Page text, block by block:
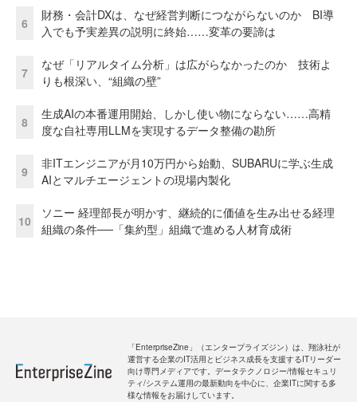
6
財務・会計DXは、なぜ経営判断につながらないのか BI導
入でも予実差異の説明に終始……変革の要諦は
7
なぜ「リアルタイム分析」は広がらなかったのか 技術よ
りも根深い、“組織の壁”
8
生成AIの本番運用開始、しかし使い物にならない……高精
度な自社専用LLMを実現するデータ整備の勘所
9
非ITエンジニアが月10万円から始動、SUBARUに学ぶ生成
AIとマルチエージェントの現場内製化
10
ソニー 経理部長が明かす、継続的に価値を生み出せる経理
組織の条件──「集約型」組織で進める人材育成術
「EnterpriseZine」（エンタープライズジン）は、翔泳社が
運営する企業のIT活用とビジネス成長を支援するITリーダー
向け専門メディアです。データテクノロジー/情報セキュリ
ティ/システム運用の最新動向を中心に、企業ITに関する多
様な情報をお届けしています。